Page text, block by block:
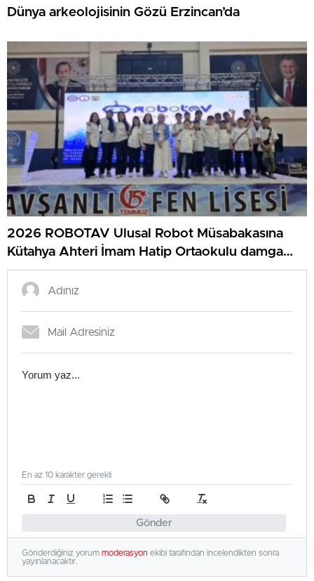
Dünya arkeolojisinin Gözü Erzincan’da
2026 ROBOTAV Ulusal Robot Müsabakasına
Kütahya Ahteri İmam Hatip Ortaokulu damga
vurdu
Gönder
En az 10 karakter gerekli
Gönderdiğiniz yorum moderasyon ekibi tarafından incelendikten sonra
yayınlanacaktır.